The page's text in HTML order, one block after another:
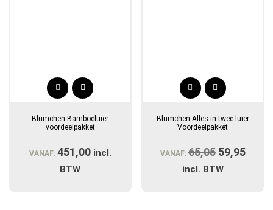
Blümchen Bamboeluier
voordeelpakket
VANAF: 451,00 incl.
BTW
Blumchen Alles-in-twee luier
Voordeelpakket
VANAF:65,05
prijs
59,95
incl. BTW